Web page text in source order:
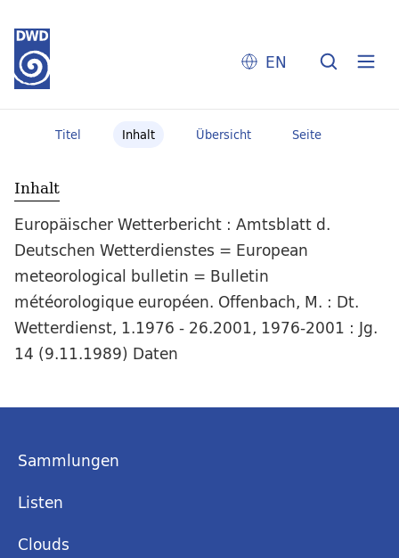
EN
Titel Inhalt Übersicht Seite
Inhalt
Europäischer Wetterbericht : Amtsblatt d.
Deutschen Wetterdienstes = European
meteorological bulletin = Bulletin
météorologique européen. Offenbach, M. : Dt.
Wetterdienst, 1.1976 - 26.2001, 1976-2001 : Jg.
14 (9.11.1989) Daten
Sammlungen
Listen
Clouds